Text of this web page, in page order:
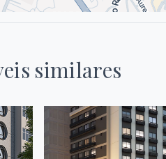
similares